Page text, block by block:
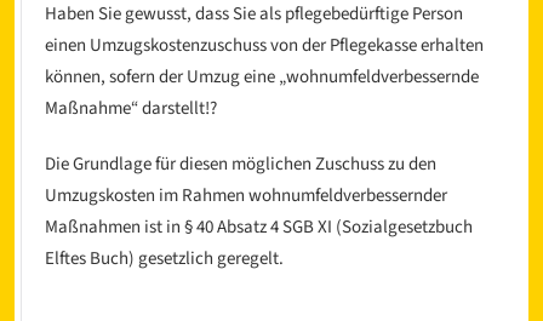
Haben Sie gewusst, dass Sie als pflegebedürftige Person
einen Umzugskostenzuschuss von der Pflegekasse erhalten
können, sofern der Umzug eine „wohnumfeldverbessernde
Maßnahme“ darstellt!?
Die Grundlage für diesen möglichen Zuschuss zu den
Umzugskosten im Rahmen wohnumfeldverbessernder
Maßnahmen ist in § 40 Absatz 4 SGB XI (Sozialgesetzbuch
Elftes Buch) gesetzlich geregelt.